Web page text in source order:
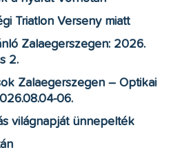
Triatlon Verseny miatt
Zalaegerszegen: 2026.
2.
Zalaegerszegen – Optikai
06.
világnapját ünnepelték